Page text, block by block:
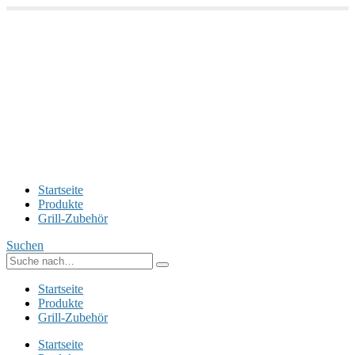
Startseite
Produkte
Grill-Zubehör
Suchen
Startseite
Produkte
Grill-Zubehör
Startseite